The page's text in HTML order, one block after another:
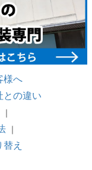
様へ
との違い
｜
｜
え